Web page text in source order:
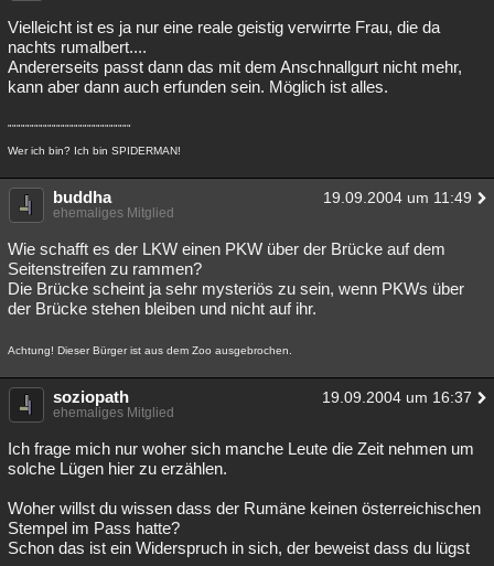
Vielleicht ist es ja nur eine reale geistig verwirrte Frau, die da
nachts rumalbert....
Andererseits passt dann das mit dem Anschnallgurt nicht mehr,
kann aber dann auch erfunden sein. Möglich ist alles.
""""""""""""""""""""""""""""
Wer ich bin? Ich bin SPIDERMAN!
buddha 19.09.2004 um 11:49
ehemaliges Mitglied
Wie schafft es der LKW einen PKW über der Brücke auf dem
Seitenstreifen zu rammen?
Die Brücke scheint ja sehr mysteriös zu sein, wenn PKWs über
der Brücke stehen bleiben und nicht auf ihr.
Achtung! Dieser Bürger ist aus dem Zoo ausgebrochen.
soziopath 19.09.2004 um 16:37
ehemaliges Mitglied
Ich frage mich nur woher sich manche Leute die Zeit nehmen um
solche Lügen hier zu erzählen.
Woher willst du wissen dass der Rumäne keinen österreichischen
Stempel im Pass hatte?
Schon das ist ein Widerspruch in sich, der beweist dass du lügst